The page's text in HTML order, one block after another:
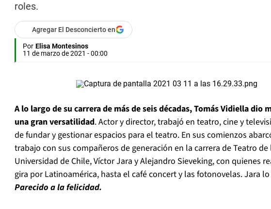
roles.
Agregar El Desconcierto en
Por Elisa Montesinos
11 de marzo de 2021 - 00:00
A lo largo de su carrera de más de seis décadas, Tomás Vidiella dio
una gran versatilidad. Actor y director, trabajó en teatro, cine y
de fundar y gestionar espacios para el teatro. En sus comienzos
trabajo con sus compañeros de generación en la carrera de Teatro de
Universidad de Chile, Víctor Jara y Alejandro Sieveking, con quienes
gira por Latinoamérica, hasta el café concert y las fotonovelas. Jara
Parecido a la felicidad.